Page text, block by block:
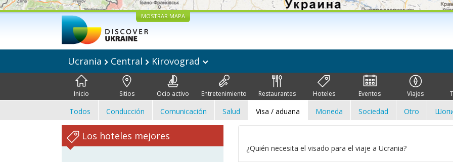
MOSTRAR MAPA
Ucrania Central Kirovograd
Inicio Sitios Ocio activo Entretenimiento Restaurantes Hoteles Eventos Viajes
Todos Conducción Comunicación Salud Visa / aduana Moneda Sociedad Otro
Los hoteles mejores
¿Quién necesita el visado para el viaje a Ucrania?